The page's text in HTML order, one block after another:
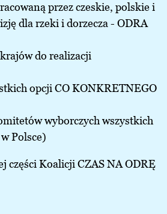
przez czeskie, polskie i
dla rzeki i dorzecza - ODRA
do realizacji
opcji CO KONKRETNEGO
wyborczych wszystkich
Polsce)
części Koalicji CZAS NA ODRĘ